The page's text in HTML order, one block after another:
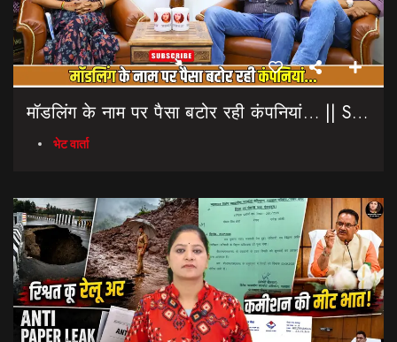
मॉडलिंग के नाम पर पैसा बटोर रही कंपनियां… || Sinmit Communications || Miss Uttarakhand 2026
भेट वार्ता